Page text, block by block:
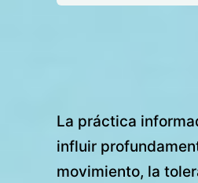
La práctica
influir
movimiento, la